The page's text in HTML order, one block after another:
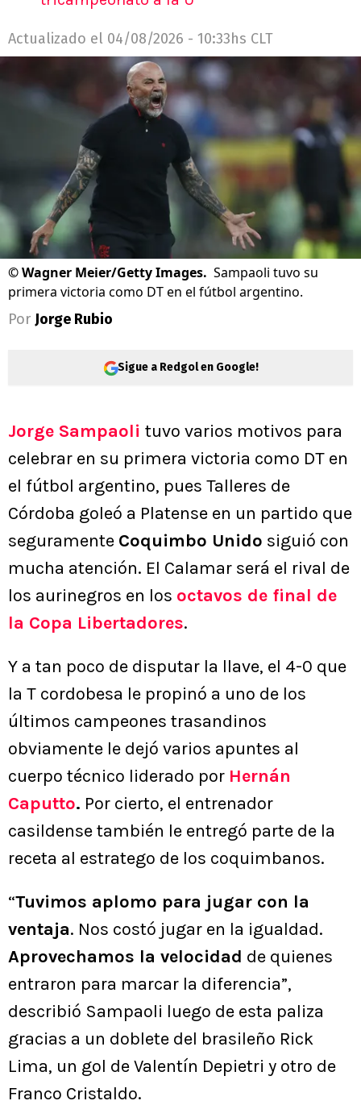
Actualizado el 04/08/2026 - 10:33hs CLT
©Wagner Meier/Getty Images. Sampaoli tuvo su
primera victoria como DT en el fútbol argentino.
Por Jorge Rubio
Sigue a Redgol en Google!
Jorge Sampaoli tuvo varios motivos para
celebrar en su primera victoria como DT en
el fútbol argentino, pues Talleres de
Córdoba goleó a Platense en un partido que
seguramente Coquimbo Unido siguió con
mucha atención. El Calamar será el rival de
los aurinegros en los octavos de final de
la Copa Libertadores.
Y a tan poco de disputar la llave, el 4-0 que
la T cordobesa le propinó a uno de los
últimos campeones trasandinos
obviamente le dejó varios apuntes al
cuerpo técnico liderado por Hernán
Caputto. Por cierto, el entrenador
casildense también le entregó parte de la
receta al estratego de los coquimbanos.
“Tuvimos aplomo para jugar con la
ventaja. Nos costó jugar en la igualdad.
Aprovechamos la velocidad de quienes
entraron para marcar la diferencia”,
describió Sampaoli luego de esta paliza
gracias a un doblete del brasileño Rick
Lima, un gol de Valentín Depietri y otro de
Franco Cristaldo.